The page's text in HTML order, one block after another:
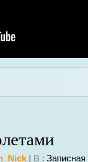
| В :